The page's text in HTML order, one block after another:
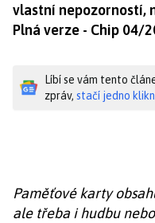
vlastní nepozorností,
Plná verze - Chip 04/
Líbí se vám tento
zpráv, stačí jedno
Paměťové karty
ale třeba i hudbu